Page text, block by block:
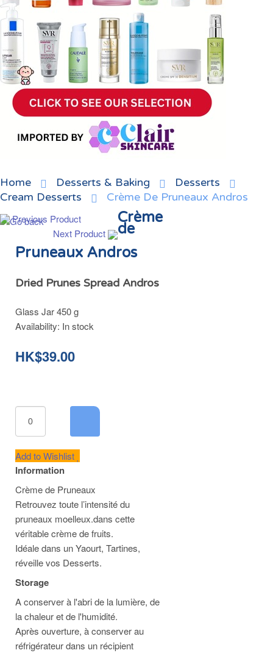
Home Desserts & Baking
Desserts
Cream Desserts
Crème De Pruneaux Andros
Previous Product
Next Product
Crème
de
Pruneaux Andros
Dried Prunes Spread Andros
Glass Jar 450 g
Availability: In stock
HK$39.00
Add to Wishlist
Information
Crème de Pruneaux
Retrouvez toute l’intensité du
pruneaux moelleux.dans cette
véritable crème de fruits.
Idéale dans un Yaourt, Tartines,
réveille vos Desserts.
Storage
A conserver à l'abri de la lumière, de
la chaleur et de l'humidité.
Après ouverture, à conserver au
réfrigérateur dans un récipient